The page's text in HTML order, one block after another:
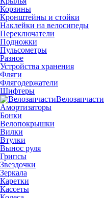
Корзины
Кронштейны и стойки
Наклейки на велосипеды
Переключатели
Подножки
Пульсометры
Разное
Устройства хранения
Фляги
Флягодержатели
Шифтеры
Велозапчасти
Амортизаторы
Бонки
Велопокрышки
Вилки
Втулки
Вынос руля
Грипсы
Звездочки
Зеркала
Каретки
Кассеты